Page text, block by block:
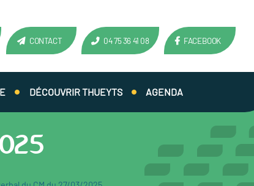
CONTACT 04 75 36 41 08 FACEBOOK
DÉCOUVRIR THUEYTS AGENDA